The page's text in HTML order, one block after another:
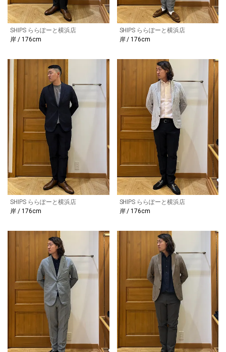
SHIPS ららぽーと横浜店
岸 / 176cm
SHIPS ららぽーと横浜店
岸 / 176cm
SHIPS ららぽーと横浜店
岸 / 176cm
SHIPS ららぽーと横浜店
岸 / 176cm